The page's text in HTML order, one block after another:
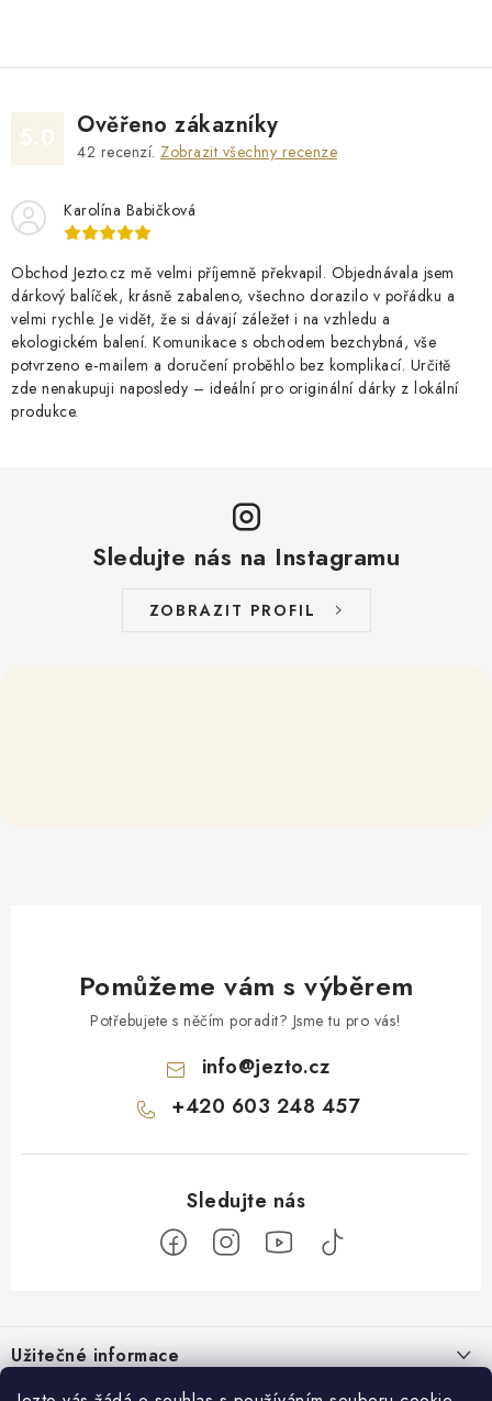
á
p
v
k
y
v
ý
p
Ověřeno zákazníky
42 recenzí. Zobrazit všechny recenze
Karolína Babičková
Obchod Jezto.cz mě velmi příjemně překvapil. Objednávala jsem
dárkový balíček, krásně zabaleno, všechno dorazilo v pořádku a
velmi rychle. Je vidět, že si dávají záležet i na vzhledu a
ekologickém balení. Komunikace s obchodem bezchybná, vše
potvrzeno e‑mailem a doručení proběhlo bez komplikací. Určitě
zde nenakupuji naposledy – ideální pro originální dárky z lokální
produkce.
Sledujte nás na Instagramu
ZOBRAZIT PROFIL
Pomůžeme vám s výběrem
Potřebujete s něčím poradit? Jsme tu pro vás!
info@jezto.cz
+420 603 248 457
pUžitečné informace